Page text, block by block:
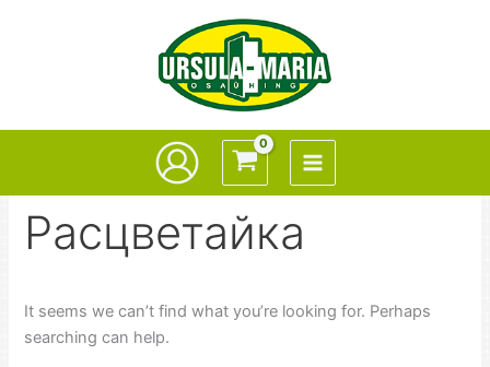
Расцветайка
It seems we can’t find what you’re looking for. Perhaps
searching can help.